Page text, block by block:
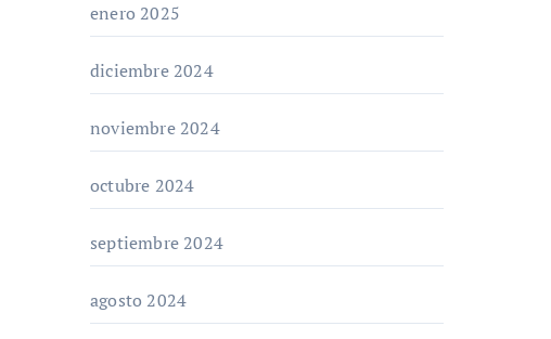
enero 2025
diciembre 2024
noviembre 2024
octubre 2024
septiembre 2024
agosto 2024